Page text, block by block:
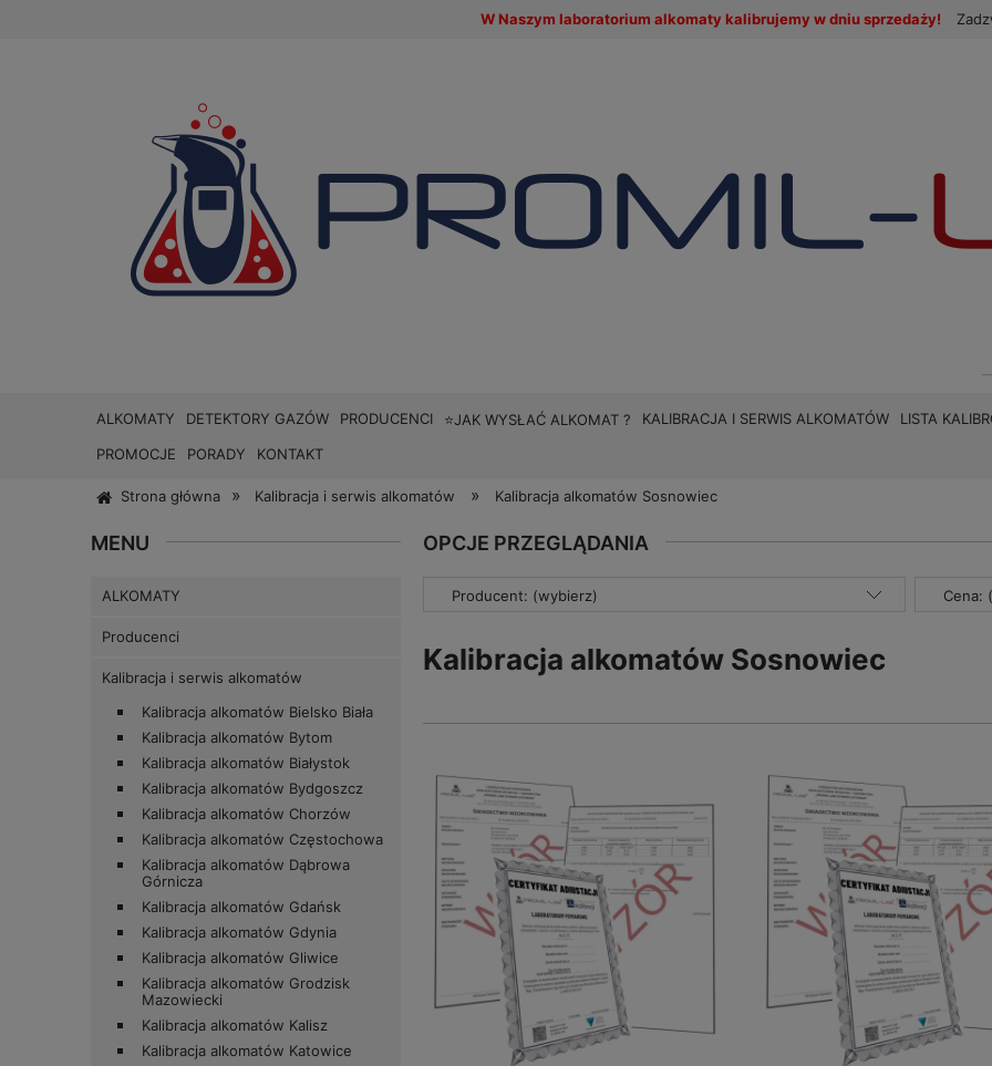
W Naszym laboratorium alkomaty kalibrujemy w dniu sprzedaży!
ALKOMATY DETEKTORY GAZÓW PRODUCENCI ⭐JAK WYSŁAĆ ALKOMAT ? KALIBRACJA I SERWIS ALKOMATÓW LISTA
PROMOCJE
PORADY KONTAKT
Strona główna » Kalibracja i serwis alkomatów » Kalibracja alkomatów Sosnowiec
MENU
ALKOMATY
Producenci
Kalibracja i serwis alkomatów
Kalibracja alkomatów Bielsko Biała
Kalibracja alkomatów Bytom
Kalibracja alkomatów Białystok
Kalibracja alkomatów Bydgoszcz
Kalibracja alkomatów Chorzów
Kalibracja alkomatów Częstochowa
Kalibracja alkomatów Dąbrowa
Górnicza
Kalibracja alkomatów Gdańsk
Kalibracja alkomatów Gdynia
Kalibracja alkomatów Gliwice
Kalibracja alkomatów Grodzisk
Mazowiecki
Kalibracja alkomatów Kalisz
Kalibracja alkomatów Katowice
OPCJE PRZEGLĄDANIA
Producent: (wybierz) Cena:
Kalibracja alkomatów Sosnowiec